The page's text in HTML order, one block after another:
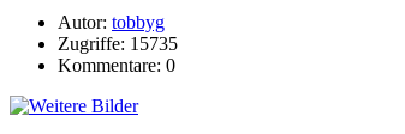
Autor: tobbyg
Zugriffe: 15735
Kommentare: 0